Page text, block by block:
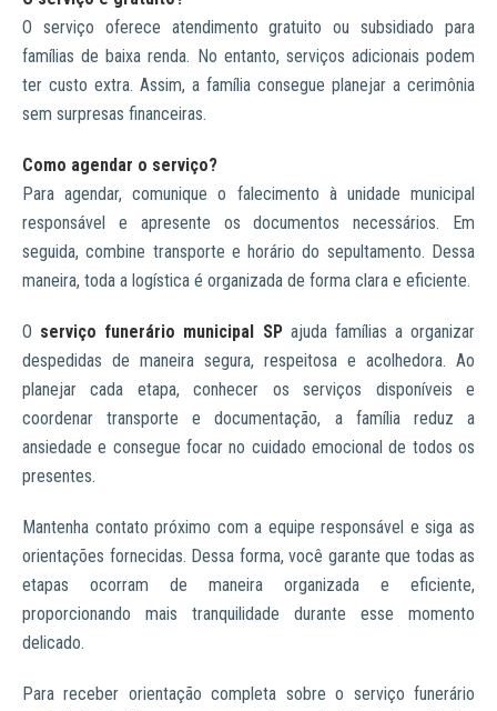
O serviço oferece atendimento gratuito ou subsidiado para
famílias de baixa renda. No entanto, serviços adicionais podem
ter custo extra. Assim, a família consegue planejar a cerimônia
sem surpresas financeiras.
Como agendar o serviço?
Para agendar, comunique o falecimento à unidade municipal
responsável e apresente os documentos necessários. Em
seguida, combine transporte e horário do sepultamento. Dessa
maneira, toda a logística é organizada de forma clara e eficiente.
O serviço funerário municipal SPajuda famílias a organizar
despedidas de maneira segura, respeitosa e acolhedora. Ao
planejar cada etapa, conhecer os serviços disponíveis e
coordenar transporte e documentação, a família reduz a
ansiedade e consegue focar no cuidado emocional de todos os
presentes.
Mantenha contato próximo com a equipe responsável e siga as
orientações fornecidas. Dessa forma, você garante que todas as
etapas ocorram de maneira organizada e eficiente,
proporcionando mais tranquilidade durante esse momento
delicado.
Para receber orientação completa sobre o serviço funerário